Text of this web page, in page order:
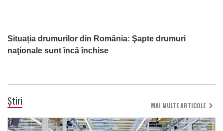
Situația drumurilor din România: Şapte drumuri
naţionale sunt încă închise
Știri MAI MULTE ARTICOLE